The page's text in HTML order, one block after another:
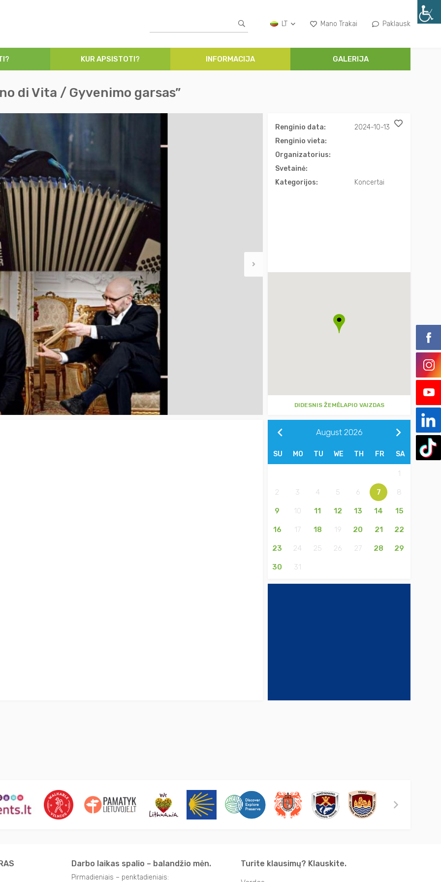
LT Mano Trakai Paklausk
KUR APSISTOTI? INFORMACIJA GALERIJA
di Vita / Gyvenimo garsas”
Renginio data:
2024-10-13
Renginio vieta:
Organizatorius:
Svetainė:
Kategorijos:
Koncertai
DIDESNIS ŽEMĖLAPIO VAIZDAS
August 2026
SU MO TU WE TH FR SA
1
2 3 4 5 6 7 8
9 10 11 12 13 14 15
16 17 18 19 20 21 22
23 24 25 26 27 28 29
30 31
Darbo laikas spalio – balandžio mėn.
Pirmadieniais – penktadieniais:
Turite klausimų? Klauskite.